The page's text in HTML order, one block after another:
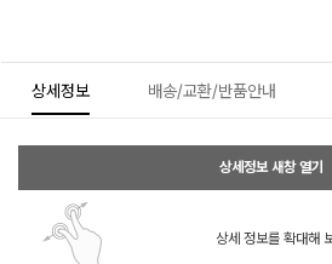
상세정보 배송/교환/반품안내
상세정보 새창 열기
상세 정보를 확대해